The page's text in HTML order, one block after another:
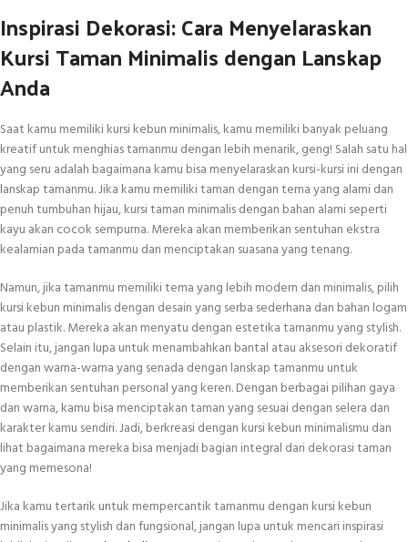
Inspirasi Dekorasi: Cara Menyelaraskan
Kursi Taman Minimalis dengan Lanskap
Anda
Saat kamu memiliki kursi kebun minimalis, kamu memiliki banyak peluang
kreatif untuk menghias tamanmu dengan lebih menarik, geng! Salah satu hal
yang seru adalah bagaimana kamu bisa menyelaraskan kursi-kursi ini dengan
lanskap tamanmu. Jika kamu memiliki taman dengan tema yang alami dan
penuh tumbuhan hijau, kursi taman minimalis dengan bahan alami seperti
kayu akan cocok sempurna. Mereka akan memberikan sentuhan ekstra
kealamian pada tamanmu dan menciptakan suasana yang tenang.
Namun, jika tamanmu memiliki tema yang lebih modern dan minimalis, pilih
kursi kebun minimalis dengan desain yang serba sederhana dan bahan logam
atau plastik. Mereka akan menyatu dengan estetika tamanmu yang stylish.
Selain itu, jangan lupa untuk menambahkan bantal atau aksesori dekoratif
dengan warna-warna yang senada dengan lanskap tamanmu untuk
memberikan sentuhan personal yang keren. Dengan berbagai pilihan gaya
dan warna, kamu bisa menciptakan taman yang sesuai dengan selera dan
karakter kamu sendiri. Jadi, berkreasi dengan kursi kebun minimalismu dan
lihat bagaimana mereka bisa menjadi bagian integral dari dekorasi taman
yang memesona!
Jika kamu tertarik untuk mempercantik tamanmu dengan kursi kebun
minimalis yang stylish dan fungsional, jangan lupa untuk mencari inspirasi